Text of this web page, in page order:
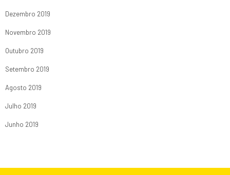
Dezembro 2019
Novembro 2019
Outubro 2019
Setembro 2019
Agosto 2019
Julho 2019
Junho 2019